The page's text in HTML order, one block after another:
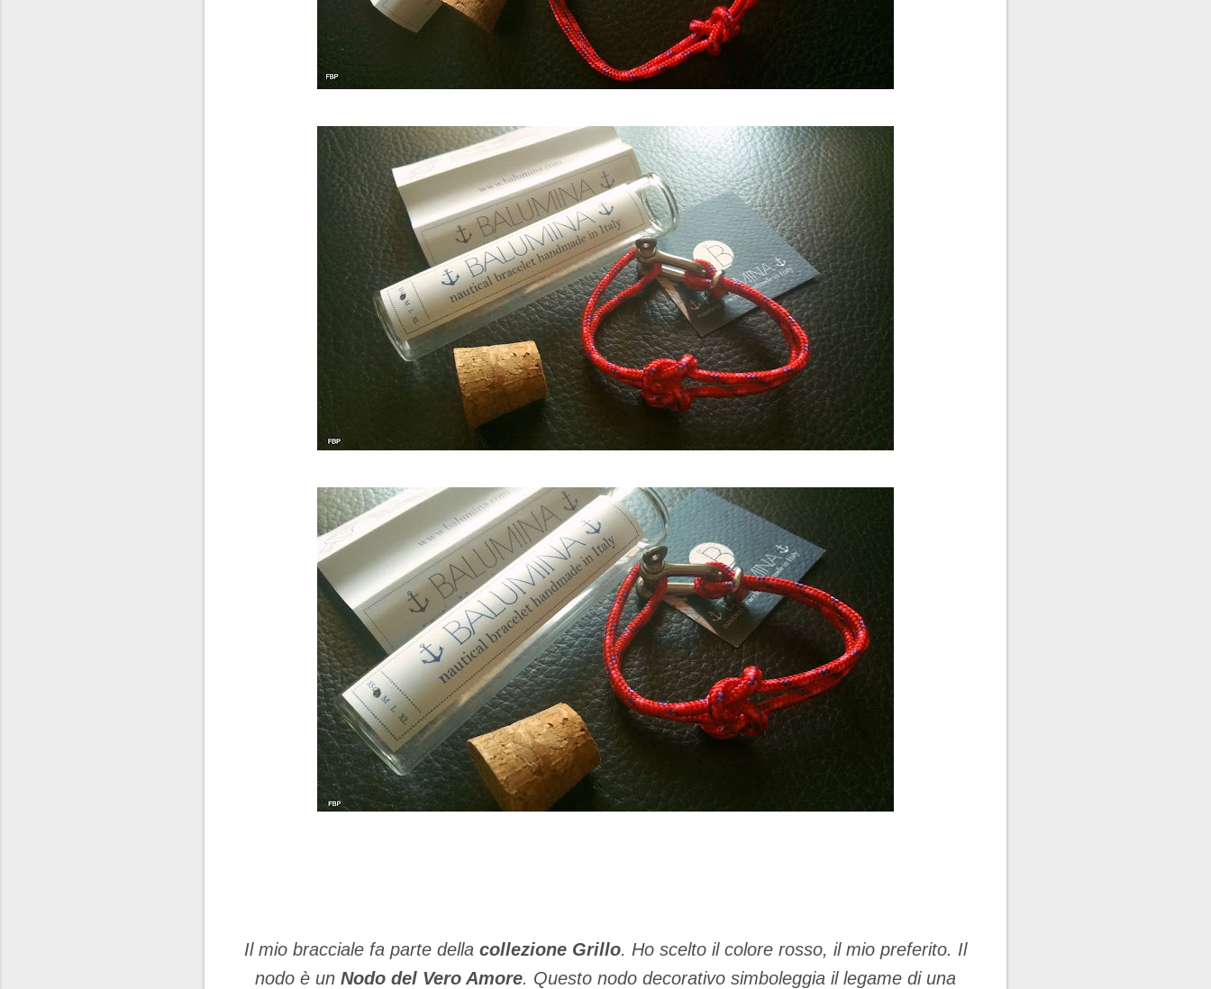
Il mio bracciale fa parte della collezione Grillo. Ho scelto il colore rosso, il mio preferito. Il
nodo è un Nodo del Vero Amore. Questo nodo decorativo simboleggia il legame di una